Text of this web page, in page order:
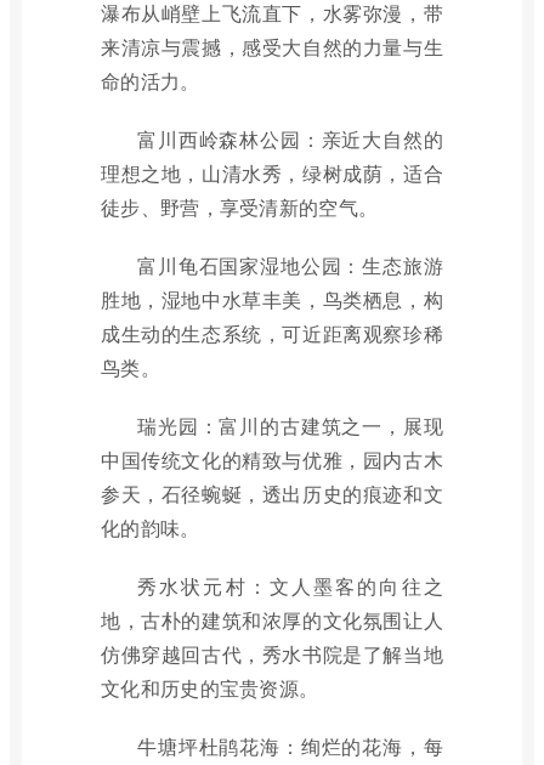
瀑布从峭壁上飞流直下，水雾弥漫，带
来清凉与震撼，感受大自然的力量与生
命的活力。
富川西岭森林公园：亲近大自然的
理想之地，山清水秀，绿树成荫，适合
徒步、野营，享受清新的空气。
富川龟石国家湿地公园：生态旅游
胜地，湿地中水草丰美，鸟类栖息，构
成生动的生态系统，可近距离观察珍稀
鸟类。
瑞光园：富川的古建筑之一，展现
中国传统文化的精致与优雅，园内古木
参天，石径蜿蜒，透出历史的痕迹和文
化的韵味。
秀水状元村：文人墨客的向往之
地，古朴的建筑和浓厚的文化氛围让人
仿佛穿越回古代，秀水书院是了解当地
文化和历史的宝贵资源。
牛塘坪杜鹃花海：绚烂的花海，每